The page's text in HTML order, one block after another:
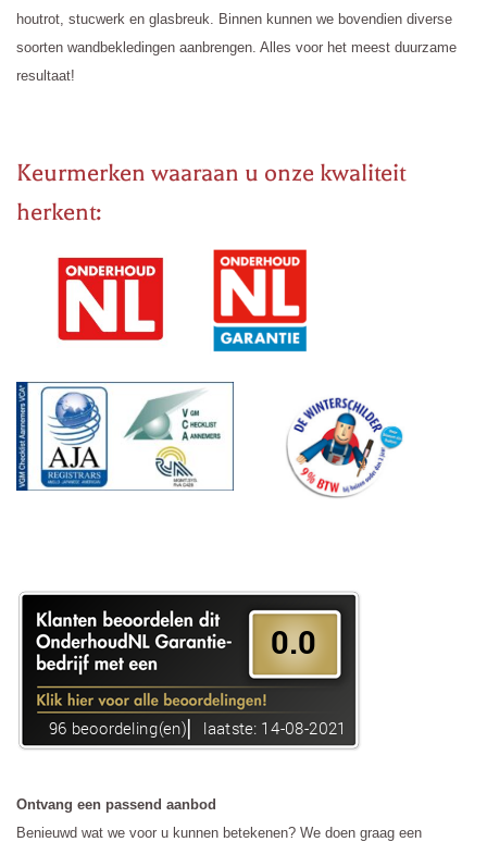
houtrot, stucwerk en glasbreuk. Binnen kunnen we bovendien diverse
soorten wandbekledingen aanbrengen. Alles voor het meest duurzame
resultaat!
Keurmerken waaraan u onze kwaliteit
herkent:
Ontvang een passend aanbod
Benieuwd wat we voor u kunnen betekenen? We doen graag een